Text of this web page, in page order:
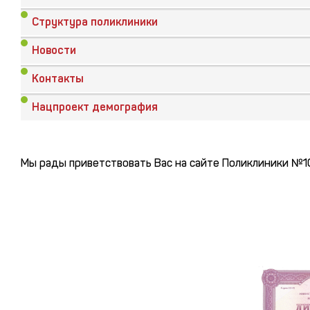
Структура поликлиники
Новости
Контакты
Нацпроект демография
Мы рады приветствовать Вас на сайте Поликлиники